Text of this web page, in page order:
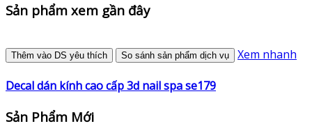
Sản phẩm xem gần đây
Thêm vào DS yêu thích So sánh sản phẩm dịch vụ Xem nhanh
Decal dán kính cao cấp 3d nail spa se179
Sản Phẩm Mới